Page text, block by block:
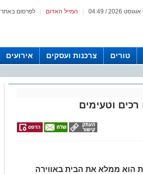
לפרסום באתר המייל האדום
טורים צרכנות ועסקים אירועים
וטעימים
הוא ממלא את הבית באווירה